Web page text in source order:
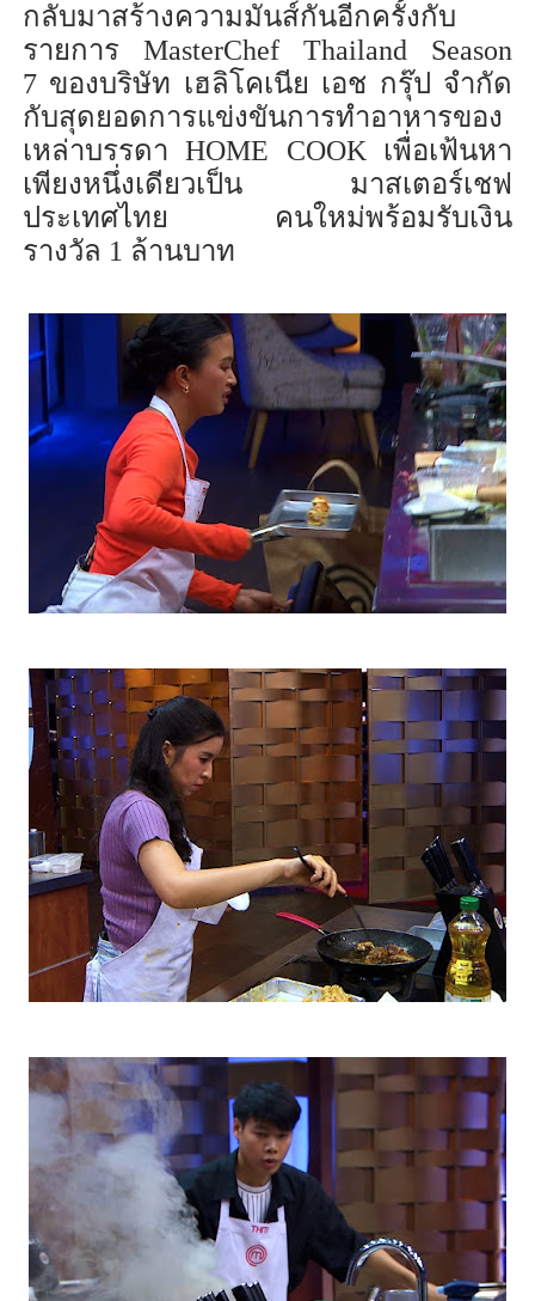
กลับมาสร้างความมันส์กันอีกครั้งกับ
รายการ MasterChef Thailand Season
7 ของบริษัท เฮลิโคเนีย เอช กรุ๊ป จำกัด
กับสุดยอดการแข่งขันการทำอาหารของ
เหล่าบรรดาHOME COOK เพื่อเฟ้นหา
เพียงหนึ่งเดียวเป็น มาสเตอร์เชฟ
ประเทศไทย คนใหม่พร้อมรับเงิน
รางวัล 1 ล้านบาท